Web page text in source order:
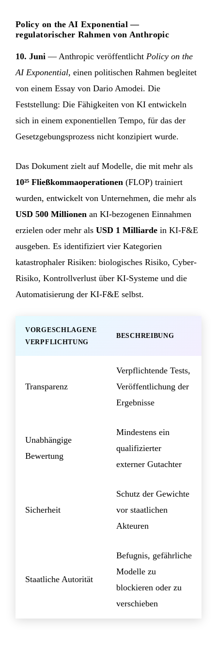
Policy on the AI Exponential —
regulatorischer Rahmen von Anthropic
10. Juni — Anthropic veröffentlicht Policy on the
AI Exponential, einen politischen Rahmen begleitet
von einem Essay von Dario Amodei. Die
Feststellung: Die Fähigkeiten von KI entwickeln
sich in einem exponentiellen Tempo, für das der
Gesetzgebungsprozess nicht konzipiert wurde.
Das Dokument zielt auf Modelle, die mit mehr als
10²⁵ Fließkommaoperationen (FLOP) trainiert
wurden, entwickelt von Unternehmen, die mehr als
USD 500 Millionen an KI-bezogenen Einnahmen
erzielen oder mehr als USD 1 Milliarde in KI-F&E
ausgeben. Es identifiziert vier Kategorien
katastrophaler Risiken: biologisches Risiko, Cyber-
Risiko, Kontrollverlust über KI-Systeme und die
Automatisierung der KI-F&E selbst.
VORGESCHLAGENE
VERPFLICHTUNG
BESCHREIBUNG
Transparenz
Verpflichtende Tests,
Veröffentlichung der
Ergebnisse
Unabhängige
Bewertung
Mindestens ein
qualifizierter
externer Gutachter
Sicherheit
Schutz der Gewichte
vor staatlichen
Akteuren
Staatliche Autorität
Befugnis, gefährliche
Modelle zu
blockieren oder zu
verschieben